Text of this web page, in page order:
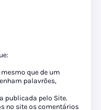
que de um
palavrões,
publicada pelo Site.
no site os comentários